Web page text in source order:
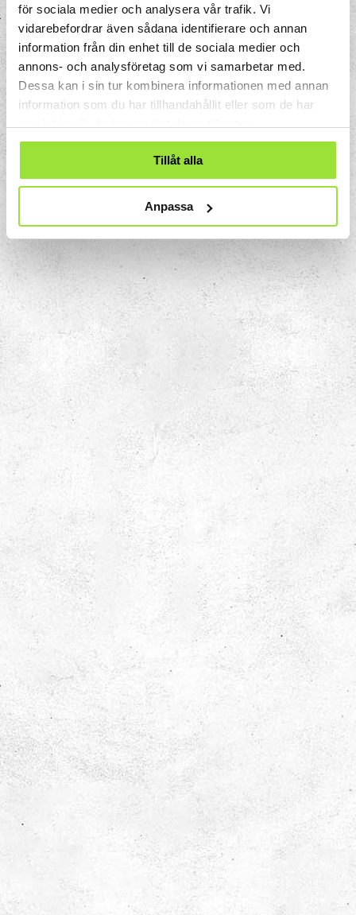
för sociala medier och analysera vår trafik. Vi
vidarebefordrar även sådana identifierare och annan
information från din enhet till de sociala medier och
annons- och analysföretag som vi samarbetar med.
Dessa kan i sin tur kombinera informationen med annan
information som du har tillhandahållit eller som de har
Tillåt alla
Anpassa
Präglas du av fantasi och älskar att uttrycka dig genom
konst, ljud eller ljus? Då har vi samlat de perfekta
experimenten här!
Den fartfyllda
Gillar du fart och fläkt, pulshöjande aktiviteter och
svettdroppar i pannan? Då får du inte missa dessa
wow-experiment!
Den klurige
Älskar du utmaningar där hjärnan får jobba hårt?
Oavsett om det är gåtor, synvillor, pussel eller logiska
problem - har vi massa experiment som passar dig!